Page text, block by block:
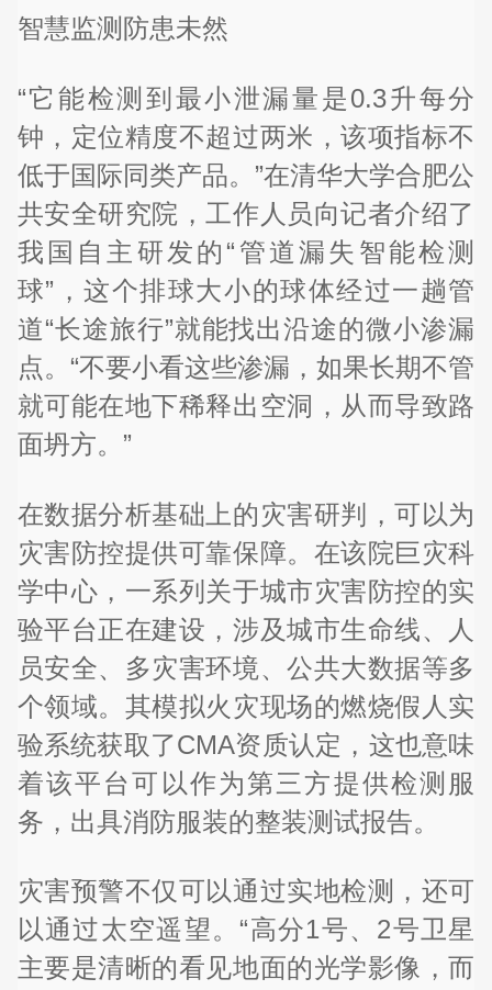
智慧监测防患未然
“它能检测到最小泄漏量是0.3升每分
钟，定位精度不超过两米，该项指标不
低于国际同类产品。”在清华大学合肥公
共安全研究院，工作人员向记者介绍了
我国自主研发的“管道漏失智能检测
球”，这个排球大小的球体经过一趟管
道“长途旅行”就能找出沿途的微小渗漏
点。“不要小看这些渗漏，如果长期不管
就可能在地下稀释出空洞，从而导致路
面坍方。”
在数据分析基础上的灾害研判，可以为
灾害防控提供可靠保障。在该院巨灾科
学中心，一系列关于城市灾害防控的实
验平台正在建设，涉及城市生命线、人
员安全、多灾害环境、公共大数据等多
个领域。其模拟火灾现场的燃烧假人实
验系统获取了CMA资质认定，这也意味
着该平台可以作为第三方提供检测服
务，出具消防服装的整装测试报告。
灾害预警不仅可以通过实地检测，还可
以通过太空遥望。“高分1号、2号卫星
主要是清晰的看见地面的光学影像，而